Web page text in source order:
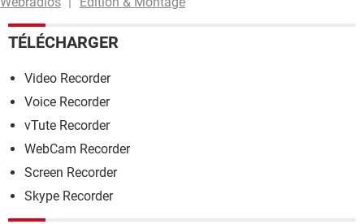
TÉLÉCHARGER
Video Recorder
Voice Recorder
vTute Recorder
WebCam Recorder
Screen Recorder
Skype Recorder